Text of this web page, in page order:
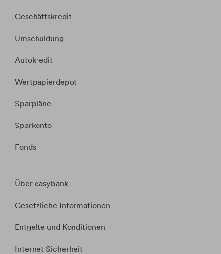
Geschäftskredit
Umschuldung
Autokredit
Wertpapierdepot
Sparpläne
Sparkonto
Fonds
Über easybank
Gesetzliche Informationen
Entgelte und Konditionen
Internet Sicherheit